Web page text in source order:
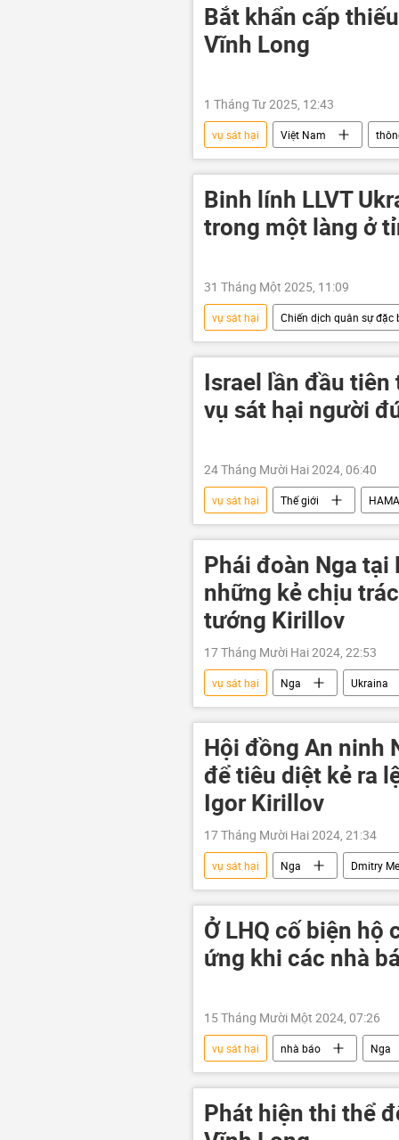
Bắt khẩn cấp
Vĩnh Long
1 Tháng Tư 2025, 12:43
vụ sát hại Việt Nam
tội phạm
nghi phạm
Binh lính LLVT
trong một làng ở
31 Tháng Một 2025, 11:09
vụ sát hại Chiến dịch quân sự đặc
Kursk
điều tra thi
Israel lần đầu
vụ sát hại người
24 Tháng Mười Hai 2024, 06:40
vụ sát hại Thế giới
Palestine
Vòng xoáy căng
Phái đoàn Nga
những kẻ chịu
tướng Kirillov
17 Tháng Mười Hai 2024, 22:53
vụ sát hại Nga Ukraina
Hội đồng Bảo an LHQ
vụ nổ
Hội đồng An ninh
để tiêu diệt kẻ ra
Igor Kirillov
17 Tháng Mười Hai 2024, 21:34
vụ sát hại Nga Dmitry
Hội đồng An ninh Nga
Ở LHQ cố biện hộ
ứng khi các nhà
15 Tháng Mười Một 2024, 07:26
vụ sát hại nhà báo Nga
Phát hiện thi thể